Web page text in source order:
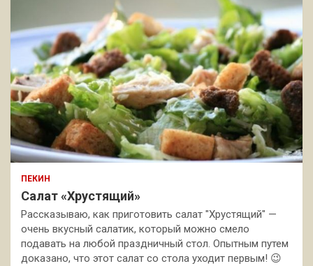
ПЕКИН
Салат «Хрустящий»
Рассказываю, как приготовить салат "Хрустящий" —
очень вкусный салатик, который можно смело
подавать на любой праздничный стол. Опытным путем
доказано, что этот салат со стола уходит первым! 😉